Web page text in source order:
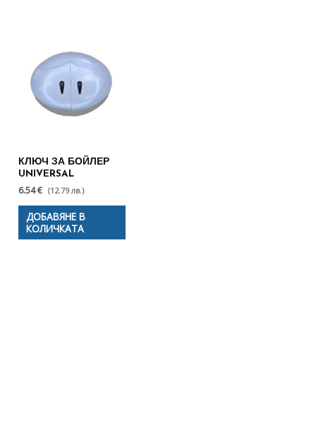
КЛЮЧ ЗА БОЙЛЕР
UNIVERSAL
6.54 € (12.79 лв.)
ДОБАВЯНЕ В
КОЛИЧКАТА